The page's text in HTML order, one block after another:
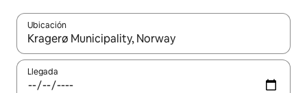
Ubicación
Cuando los resultados estén disponibles, navega con las
Llegada